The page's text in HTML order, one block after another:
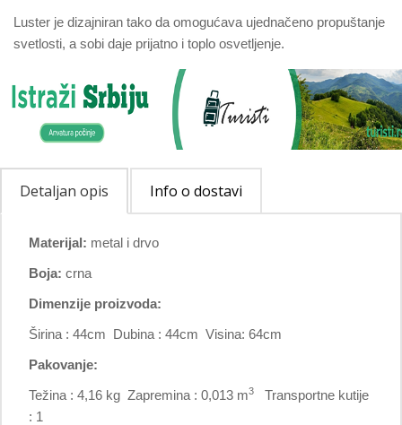
Luster je dizajniran tako da omogućava ujednačeno propuštanje
svetlosti, a sobi daje prijatno i toplo osvetljenje.
Detaljan opis Info o dostavi
Materijal: metal i drvo
Boja: crna
Dimenzije proizvoda:
Širina : 44cm Dubina : 44cm Visina: 64cm
Pakovanje:
Težina : 4,16 kg Zapremina : 0,013 m3
Transportne kutije
: 1